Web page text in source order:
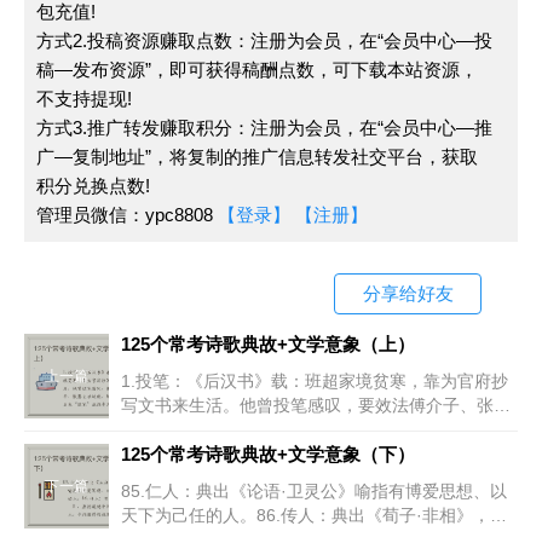
52.见背：
表》：“生孩六月，慈父见背。”
53.逐鹿：
逐之。”颜师古注引六朝旧事、南朝旧梦：表示往日富
贵繁华的生活
。
54.击楫：谓立志报效国家，收复失地
春秋时越国大夫范蠡的别号。相传他帮助
勾践灭吴后，离开越国到陶，善于经营生计，积累了很
多财富，后世因此以“陶朱”或“陶朱公”来称
富商 。
57.祝融：传说中楚国君主的祖先，为高辛氏帝喾的
火正（掌火之官），以光明四海而称为祝融，后世祀为
火神；由此，火灾称为祝融之灾。
58.青青子衿：
包充值!
方式2.投稿资源赚取点数：注册为会员，在“会员中心—投
稿—发布资源”，即可获得稿酬点数，可下载本站资源，
不支持提现!
方式3.推广转发赚取积分：注册为会员，在“会员中心—推
广—复制地址”，将复制的推广信息转发社交平台，获取
积分兑换点数!
管理员微信：ypc8808
【登录】 【注册】
分享给好友
上一篇
125个常考诗歌典故+文学意象（上）
1.投笔：《后汉书》载：班超家境贫寒，靠为官府抄
写文书来生活。他曾投笔感叹，要效法傅介子、张骞
辛弃疾《水调歌头》：莫学班超投笔
下一篇
125个常考诗歌典故+文学意象（下）
85.仁人：典出《论语·卫灵公》喻指有博爱思想、以
天下为己任的人。86.传人：典出《荀子·非相》，原